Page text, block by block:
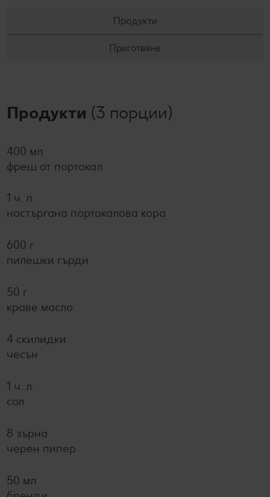
Продукти
Приготвяне
Продукти (3 порции)
400 мл
фреш от портокал
1 ч. л.
настъргана портокалова кора
600 г
пилешки гърди
50 г
краве масло
4 скилидки
чесън
1 ч. л.
сол
8 зърна
черен пипер
50 мл